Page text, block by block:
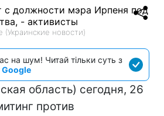
новости)
на шум! Читай тільки суть з
Google
область) сегодня, 26
против